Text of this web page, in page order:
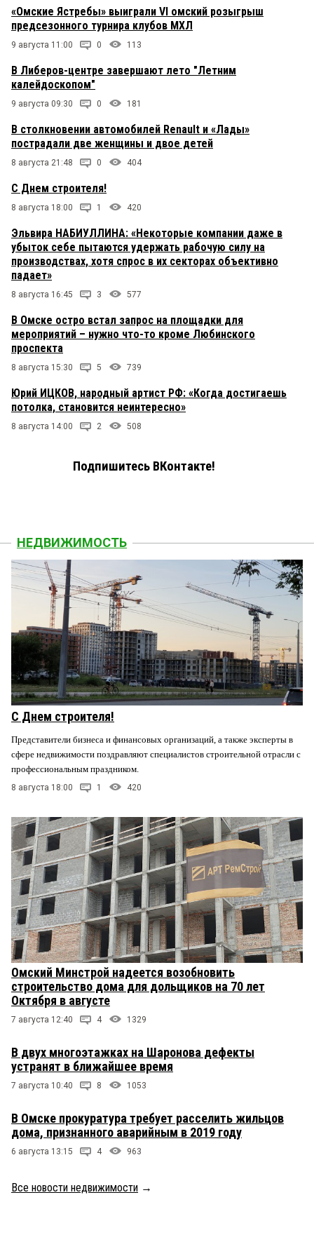
«Омские Ястребы» выиграли VI омский розыгрыш
предсезонного турнира клубов МХЛ
9 августа 11:00 0 113
В Либеров-центре завершают лето "Летним
калейдоскопом"
9 августа 09:30 0 181
В столкновении автомобилей Renault и «Лады»
пострадали две женщины и двое детей
8 августа 21:48 0 404
С Днем строителя!
8 августа 18:00 1 420
Эльвира НАБИУЛЛИНА: «Некоторые компании даже в
убыток себе пытаются удержать рабочую силу на
производствах, хотя спрос в их секторах объективно
падает»
8 августа 16:45 3 577
В Омске остро встал запрос на площадки для
мероприятий – нужно что-то кроме Любинского
проспекта
8 августа 15:30 5 739
Юрий ИЦКОВ, народный артист РФ: «Когда достигаешь
потолка, становится неинтересно»
8 августа 14:00 2 508
Подпишитесь ВКонтакте!
НЕДВИЖИМОСТЬ
С Днем строителя!
Представители бизнеса и финансовых организаций, а также эксперты в
сфере недвижимости поздравляют специалистов строительной отрасли с
профессиональным праздником.
8 августа 18:00 1 420
Омский Минстрой надеется возобновить
строительство дома для дольщиков на 70 лет
Октября в августе
7 августа 12:40 4 1329
В двух многоэтажках на Шаронова дефекты
устранят в ближайшее время
7 августа 10:40 8 1053
В Омске прокуратура требует расселить жильцов
дома, признанного аварийным в 2019 году
6 августа 13:15 4 963
Все новости недвижимости →